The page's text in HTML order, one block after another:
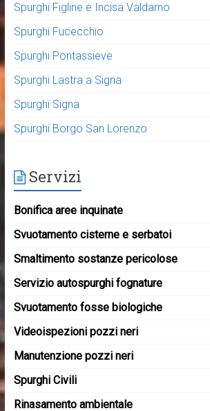
Spurghi Figline e Incisa Valdarno
Spurghi Fucecchio
Spurghi Pontassieve
Spurghi Lastra a Signa
Spurghi Signa
Spurghi Borgo San Lorenzo
Servizi
Bonifica aree inquinate
Svuotamento cisterne e serbatoi
Smaltimento sostanze pericolose
Servizio autospurghi fognature
Svuotamento fosse biologiche
Videoispezioni pozzi neri
Manutenzione pozzi neri
Spurghi Civili
Rinasamento ambientale